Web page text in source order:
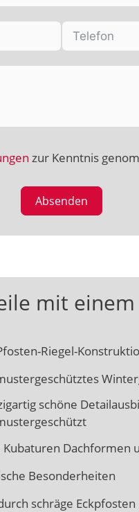
zur Kenntnis
Absenden
mit
Riegel-
schöne
Dachformen
Besonderheiten
schräge Eckpfosten